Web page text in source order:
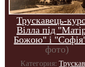
Трускавець-
Вілла під
Божою" і
фото)
Категория: